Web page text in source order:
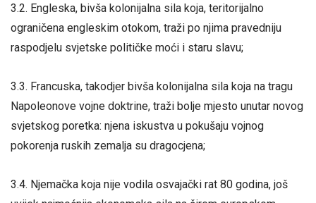
3.2. Engleska, bivša kolonijalna sila koja, teritorijalno
ograničena engleskim otokom, traži po njima pravedniju
raspodjelu svjetske političke moći i staru slavu;
3.3. Francuska, takodjer bivša kolonijalna sila koja na tragu
Napoleonove vojne doktrine, traži bolje mjesto unutar novog
svjetskog poretka: njena iskustva u pokušaju vojnog
pokorenja ruskih zemalja su dragocjena;
3.4. Njemačka koja nije vodila osvajački rat 80 godina, još